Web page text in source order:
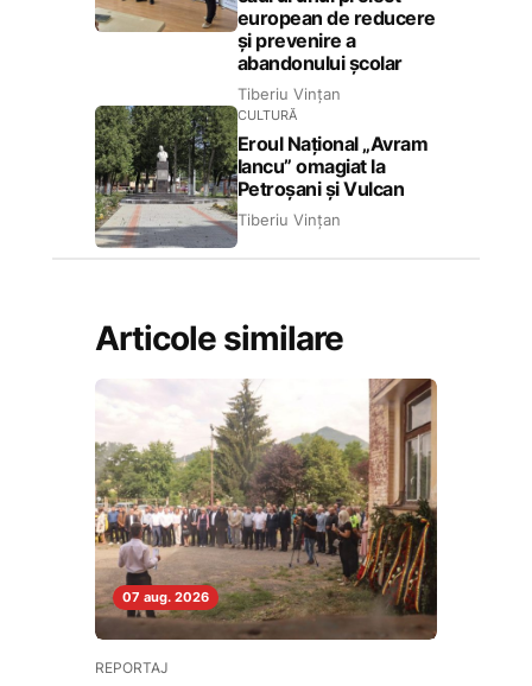
european de reducere
și prevenire a
abandonului școlar
Tiberiu Vințan
CULTURĂ
Eroul Național „Avram
Iancu” omagiat la
Petroșani și Vulcan
Tiberiu Vințan
Articole similare
07 aug. 2026
REPORTAJ